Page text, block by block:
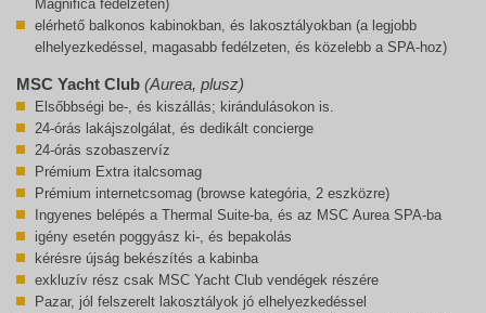
Magnifica fedélzetén)
elérhető balkonos kabinokban, és lakosztályokban (a legjobb
elhelyezkedéssel, magasabb fedélzeten, és közelebb a SPA-hoz)
MSC Yacht Club (Aurea, plusz)
Elsőbbségi be-, és kiszállás; kirándulásokon is.
24-órás lakájszolgálat, és dedikált concierge
24-órás szobaszervíz
Prémium Extra italcsomag
Prémium internetcsomag (browse kategória, 2 eszközre)
Ingyenes belépés a Thermal Suite-ba, és az MSC Aurea SPA-ba
igény esetén poggyász ki-, és bepakolás
kérésre újság bekészítés a kabinba
exkluzív rész csak MSC Yacht Club vendégek részére
Pazar, jól felszerelt lakosztályok jó elhelyezkedéssel